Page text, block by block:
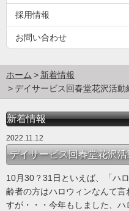
採用情報
お問い合わせ
ホーム
新着情報
デイサービス回春堂花沢活動
新着情報
2022.11.12
デイサービス回春堂花沢
10月30？31日といえば、「ハ
齢者の方はハロウィンなんて
すが・・・今年もしました、